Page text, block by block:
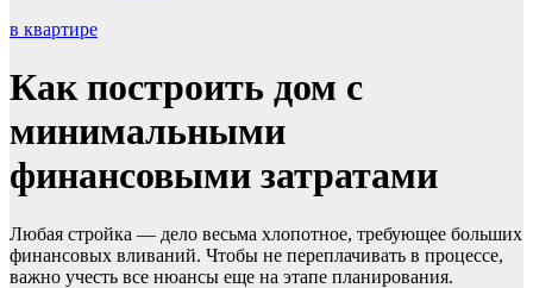
в квартире
Как построить дом с
минимальными
финансовыми затратами
Любая стройка — дело весьма хлопотное, требующее больших
финансовых вливаний. Чтобы не переплачивать в процессе,
важно учесть все нюансы еще на этапе планирования.